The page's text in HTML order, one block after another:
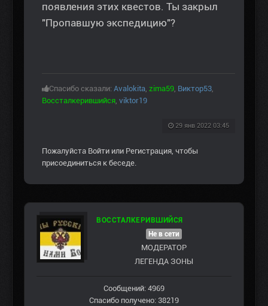
появления этих квестов. Ты закрыл
"Пропавшую экспедицию"?
Спасибо сказали: Avalokita, zima59, Виктор53,
Воссталкерившийся, viktor19
29 янв 2022 03:45
Пожалуйста Войти или Регистрация, чтобы
присоединиться к беседе.
ВОССТАЛКЕРИВШИЙСЯ
Не в сети
МОДЕРАТОР
ЛЕГЕНДА ЗОНЫ
Сообщений: 4969
Спасибо получено: 38219